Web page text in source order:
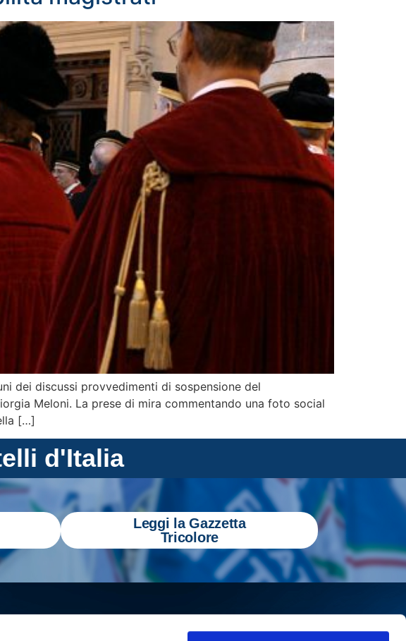
dei discussi provvedimenti di sospensione del
Meloni. La prese di mira commentando una foto social
[…]
d'Italia
Leggi la Gazzetta
Tricolore